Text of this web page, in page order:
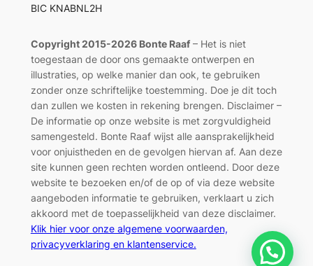
BIC KNABNL2H
Copyright 2015-2026 Bonte Raaf– Het is niet
toegestaan de door ons gemaakte ontwerpen en
illustraties, op welke manier dan ook, te gebruiken
zonder onze schriftelijke toestemming. Doe je dit toch
dan zullen we kosten in rekening brengen. Disclaimer –
De informatie op onze website is met zorgvuldigheid
samengesteld. Bonte Raaf wijst alle aansprakelijkheid
voor onjuistheden en de gevolgen hiervan af. Aan deze
site kunnen geen rechten worden ontleend. Door deze
website te bezoeken en/of de op of via deze website
aangeboden informatie te gebruiken, verklaart u zich
akkoord met de toepasselijkheid van deze disclaimer.
Klik hier voor onze algemene voorwaarden,
privacyverklaring en klantenservice.